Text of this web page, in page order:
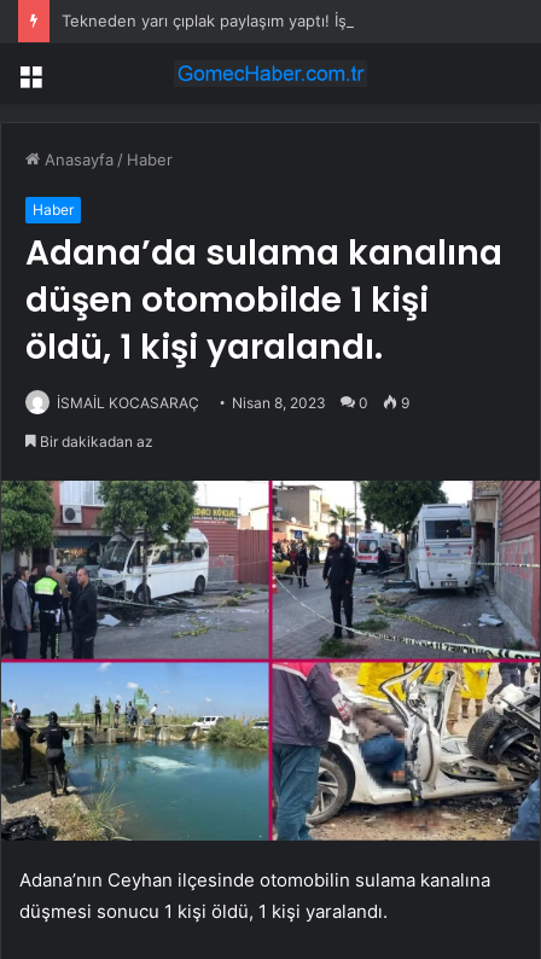
Menü
Anasayfa / Haber
Haber
Adana’da sulama kanalına
düşen otomobilde 1 kişi
öldü, 1 kişi yaralandı.
İSMAİL KOCASARAÇ Nisan 8, 2023 0 9
Bir dakikadan az
Adana’nın Ceyhan ilçesinde otomobilin sulama kanalına
düşmesi sonucu 1 kişi öldü, 1 kişi yaralandı.